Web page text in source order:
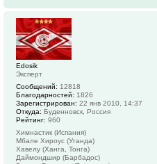
Edosik
Эксперт
Сообщений: 12818
Благодарностей: 1826
Зарегистрирован: 22 янв 2010, 14:37
Откуда: Буденновск, Россия
Рейтинг: 960
Химнастик (Испания)
Мбале Хироус (Уганда)
Хавелу (Ханга, Тонга)
Даймондшир (Барбадос)